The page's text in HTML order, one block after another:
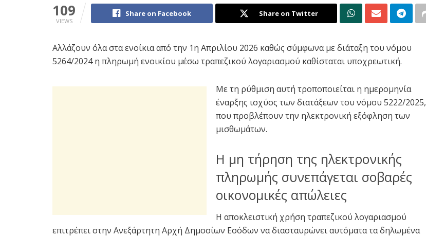
109
VIEWS
Share on Facebook Share on Twitter
Αλλάζουν όλα στα ενοίκια από την 1η Απριλίου 2026 καθώς σύμφωνα με διάταξη του νόμου
5264/2024 η πληρωμή ενοικίου μέσω τραπεζικού λογαριασμού καθίσταται υποχρεωτική.
Με τη ρύθμιση αυτή τροποποιείται η ημερομηνία
έναρξης ισχύος των διατάξεων του νόμου 5222/2025,
που προβλέπουν την ηλεκτρονική εξόφληση των
μισθωμάτων.
Η μη τήρηση της ηλεκτρονικής
πληρωμής συνεπάγεται σοβαρές
οικονομικές απώλειες
Η αποκλειστική χρήση τραπεζικού λογαριασμού
επιτρέπει στην Ανεξάρτητη Αρχή Δημοσίων Εσόδων να διασταυρώνει αυτόματα τα δηλωμένα